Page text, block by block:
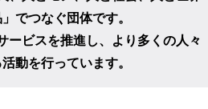
」でつなぐ団体です。
ービスを推進し、
より多くの人々
動を行っています。